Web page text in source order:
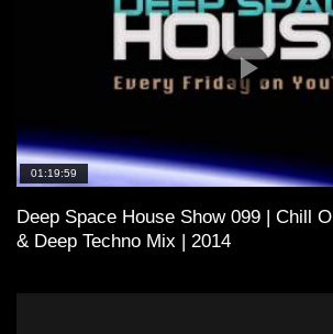
01:19:59
Deep Space House Show 099 | Chill
& Deep Techno Mix | 2014